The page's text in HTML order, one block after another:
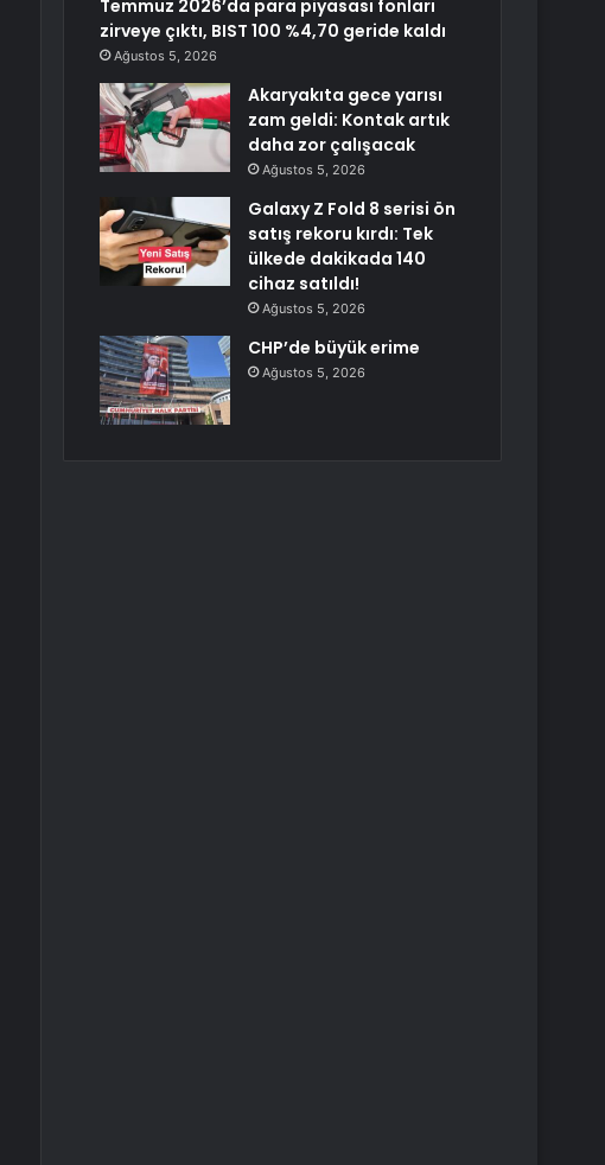
Temmuz 2026’da para piyasası fonları
zirveye çıktı, BIST 100 %4,70 geride kaldı
Ağustos 5, 2026
Akaryakıta gece yarısı
zam geldi: Kontak artık
daha zor çalışacak
Ağustos 5, 2026
Galaxy Z Fold 8 serisi ön
satış rekoru kırdı: Tek
ülkede dakikada 140
cihaz satıldı!
Ağustos 5, 2026
CHP’de büyük erime
Ağustos 5, 2026